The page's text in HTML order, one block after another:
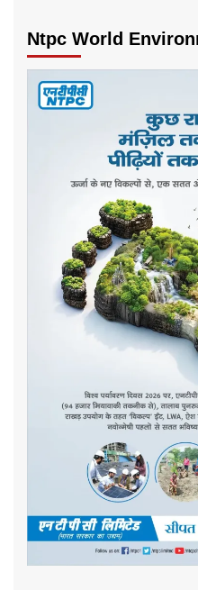
Ntpc World